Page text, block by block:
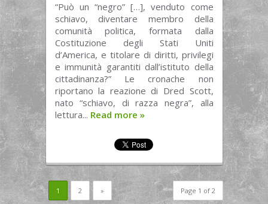
“Può un “negro” […], venduto come
schiavo, diventare membro della
comunità politica, formata dalla
Costituzione degli Stati Uniti
d’America, e titolare di diritti, privilegi
e immunità garantiti dall’istituto della
cittadinanza?” Le cronache non
riportano la reazione di Dred Scott,
nato “schiavo, di razza negra”, alla
lettura... Read more »
Page 1 of 2
1 2 »